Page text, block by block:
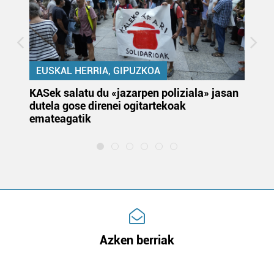
EUSKAL HERRIA, GIPUZKOA
KASek salatu du «jazarpen poliziala» jasan
dutela gose direnei ogitartekoak
emateagatik
Azken berriak